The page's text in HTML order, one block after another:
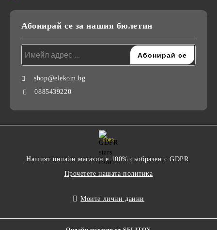
Абонирай се за нашия бюлетин
shop@elekom.bg
0885439220
GDPR
Нашият онлайн магазин е 100% съобразен с GDPR.
Прочетете нашата политика
Моите лични данни